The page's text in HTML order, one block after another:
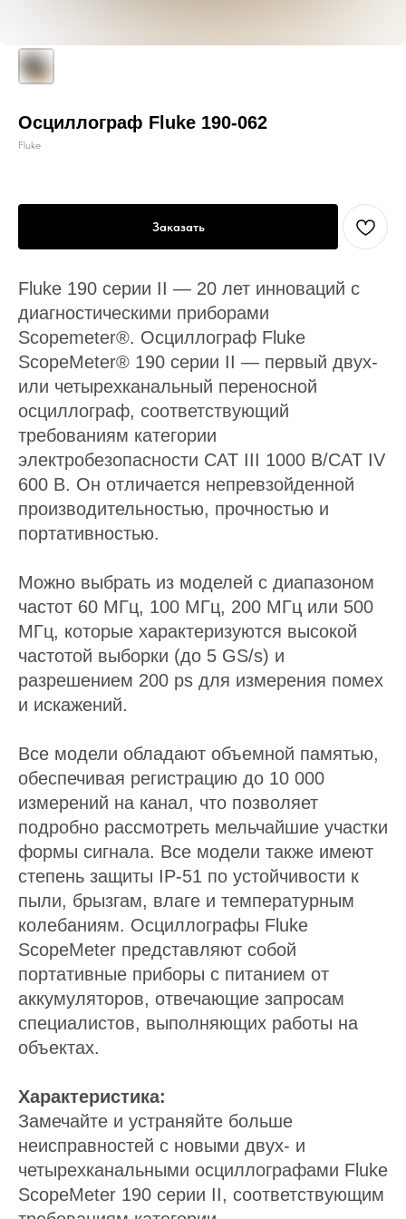
Осциллограф Fluke 190-062
Fluke
Заказать
Fluke 190 серии II — 20 лет инноваций с
диагностическими приборами
Scopemeter®. Осциллограф Fluke
ScopeMeter® 190 серии II — первый двух-
или четырехканальный переносной
осциллограф, соответствующий
требованиям категории
электробезопасности CAT III 1000 В/CAT IV
600 В. Он отличается непревзойденной
производительностью, прочностью и
портативностью.
Можно выбрать из моделей с диапазоном
частот 60 МГц, 100 МГц, 200 МГц или 500
МГц, которые характеризуются высокой
частотой выборки (до 5 GS/s) и
разрешением 200 ps для измерения помех
и искажений.
Все модели обладают объемной памятью,
обеспечивая регистрацию до 10 000
измерений на канал, что позволяет
подробно рассмотреть мельчайшие участки
формы сигнала. Все модели также имеют
степень защиты IP-51 по устойчивости к
пыли, брызгам, влаге и температурным
колебаниям. Осциллографы Fluke
ScopeMeter представляют собой
портативные приборы с питанием от
аккумуляторов, отвечающие запросам
специалистов, выполняющих работы на
объектах.
Характеристика:
Замечайте и устраняйте больше
неисправностей с новыми двух- и
четырехканальными осциллографами Fluke
ScopeMeter 190 серии II, соответствующим